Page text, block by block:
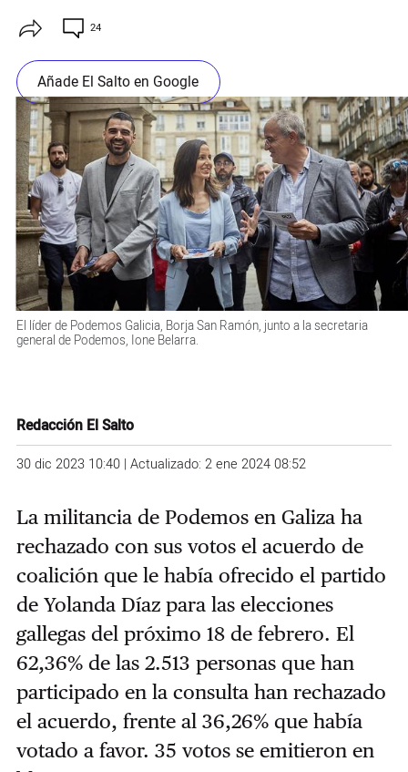
24
Añade El Salto en Google
El líder de Podemos Galicia, Borja San Ramón, junto a la secretaria
general de Podemos, Ione Belarra.
Redacción El Salto
30 dic 2023 10:40 | Actualizado: 2 ene 2024 08:52
La militancia de Podemos en Galiza ha
rechazado con sus votos el acuerdo de
coalición que le había ofrecido el partido
de Yolanda Díaz para las elecciones
gallegas del próximo 18 de febrero. El
62,36% de las 2.513 personas que han
participado en la consulta han rechazado
el acuerdo, frente al 36,26% que había
votado a favor. 35 votos se emitieron en